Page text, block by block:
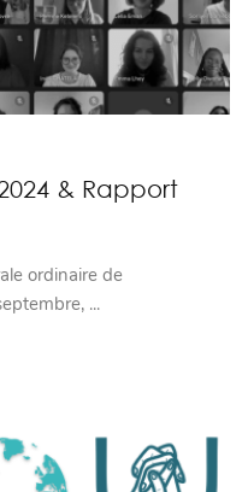
& Rapport
ordinaire de
...